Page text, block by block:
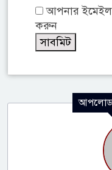
আপনার ইমেইল
করুন